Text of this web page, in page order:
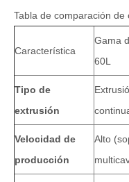
Tabla de comparación de
Característica
Gama
60L
Tipo de
extrusión
Velocidad de
producción
Alto